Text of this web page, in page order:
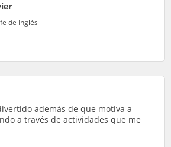
de Inglés
además de que motiva a
a través de actividades que me